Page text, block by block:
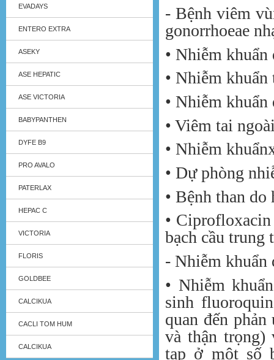
EVADAYS
ENTERO EXTRA
ASEKY
ASE HEPATIC
ASE VICTORIA
BABYPANTHEN
DYFE B9
PRO AVALO
PATERLAX
HEPAC C
VICTORIA
FLORIS
GOLDBEE
CALCIKUA
CACLI TOM HUM
CALCIKUA
- Bệnh viêm
gonorrhoeae
• Nhiễm
• Nhiễm
• Nhiễm
• Viêm tai
• Nhiễm
• Dự phòng
• Bệnh than
•
bạch cầu trung
- Nhiễm khuẩn
• Nhiễm
sinh
quan đến
và thận trọng)
tạp ở một số